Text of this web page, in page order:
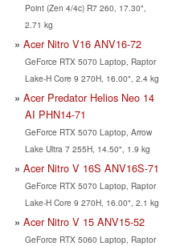
Point (Zen 4/4c) R7 260, 17.30",
2.71 kg
Acer Nitro V16 ANV16-72
GeForce RTX 5070 Laptop, Raptor
Lake-H Core 9 270H, 16.00", 2.4 kg
Acer Predator Helios Neo 14
AI PHN14-71
GeForce RTX 5070 Laptop, Arrow
Lake Ultra 7 255H, 14.50", 1.9 kg
Acer Nitro V 16S ANV16S-71
GeForce RTX 5070 Laptop, Raptor
Lake-H Core 9 270H, 16.00", 2.1 kg
Acer Nitro V 15 ANV15-52
GeForce RTX 5060 Laptop, Raptor